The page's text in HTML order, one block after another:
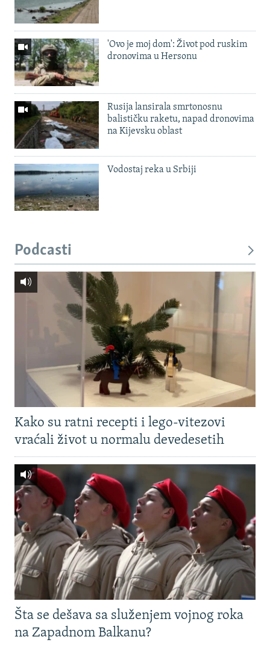
'Ovo je moj dom': Život pod ruskim
dronovima u Hersonu
Rusija lansirala smrtonosnu
balističku raketu, napad dronovima
na Kijevsku oblast
Vodostaj reka u Srbiji
Podcasti
Kako su ratni recepti i lego-vitezovi
vraćali život u normalu devedesetih
Šta se dešava sa služenjem vojnog roka
na Zapadnom Balkanu?